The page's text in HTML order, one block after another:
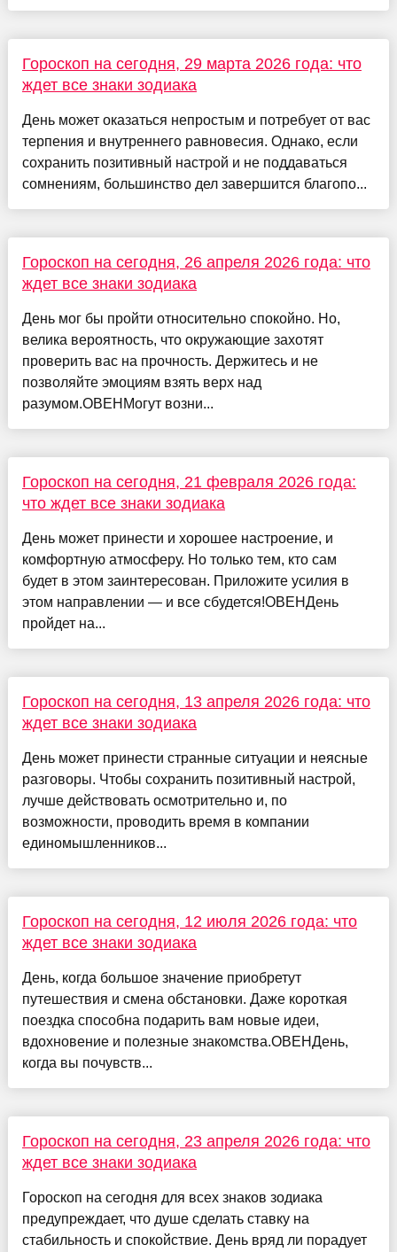
Гороскоп на сегодня, 29 марта 2026 года: что
ждет все знаки зодиака
День может оказаться непростым и потребует от вас
терпения и внутреннего равновесия. Однако, если
сохранить позитивный настрой и не поддаваться
сомнениям, большинство дел завершится благопо...
Гороскоп на сегодня, 26 апреля 2026 года: что
ждет все знаки зодиака
День мог бы пройти относительно спокойно. Но,
велика вероятность, что окружающие захотят
проверить вас на прочность. Держитесь и не
позволяйте эмоциям взять верх над
разумом.ОВЕНМогут возни...
Гороскоп на сегодня, 21 февраля 2026 года:
что ждет все знаки зодиака
День может принести и хорошее настроение, и
комфортную атмосферу. Но только тем, кто сам
будет в этом заинтересован. Приложите усилия в
этом направлении — и все сбудется!ОВЕНДень
пройдет на...
Гороскоп на сегодня, 13 апреля 2026 года: что
ждет все знаки зодиака
День может принести странные ситуации и неясные
разговоры. Чтобы сохранить позитивный настрой,
лучше действовать осмотрительно и, по
возможности, проводить время в компании
единомышленников...
Гороскоп на сегодня, 12 июля 2026 года: что
ждет все знаки зодиака
День, когда большое значение приобретут
путешествия и смена обстановки. Даже короткая
поездка способна подарить вам новые идеи,
вдохновение и полезные знакомства.ОВЕНДень,
когда вы почувств...
Гороскоп на сегодня, 23 апреля 2026 года: что
ждет все знаки зодиака
Гороскоп на сегодня для всех знаков зодиака
предупреждает, что душе сделать ставку на
стабильность и спокойствие. День вряд ли порадует